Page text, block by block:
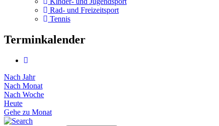
Rad- und Freizeitsport
Tennis
Terminkalender
Nach Jahr
Nach Monat
Nach Woche
Heute
Gehe zu Monat